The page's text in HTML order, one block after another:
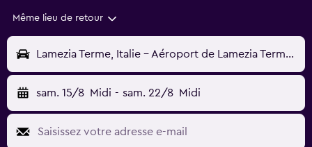
Même lieu de retour
Lamezia Terme, Italie - Aéroport de Lamezia Terme (SUF)
sam. 15/8 Midi - sam. 22/8 Midi